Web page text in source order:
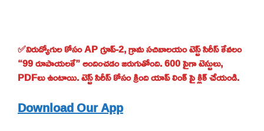
✅నిరుద్యోగుల కోసం AP గ్రూప్-2, గ్రామ సచివాలయం టెస్ట్ సిరీస్ కేవలం
“99 రూపాయలకే” అందించడం జరుగుతోంది. 600 పైగా టెస్టులు,
PDFలు ఉంటాయి. టెస్ట్ సిరీస్ కోసం క్రింది యాప్ లింక్ పై క్లిక్ చేయండి.
Download Our App